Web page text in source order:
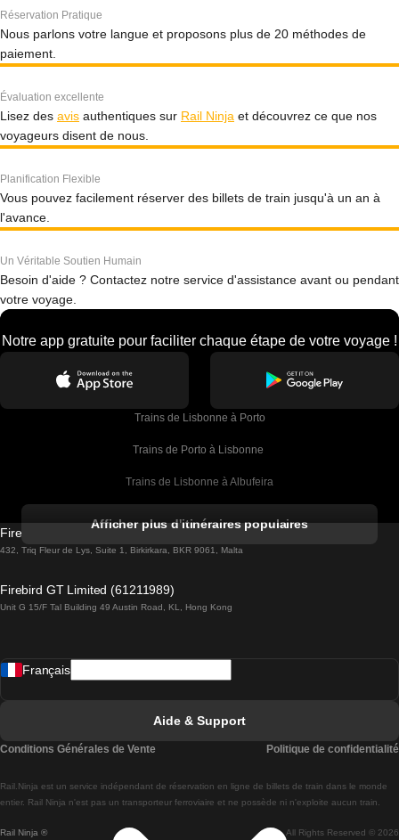
Réservation Pratique
Nous parlons votre langue et proposons plus de 20 méthodes de
paiement.
Évaluation excellente
Lisez des avis authentiques sur Rail Ninja et découvrez ce que nos
voyageurs disent de nous.
Planification Flexible
Vous pouvez facilement réserver des billets de train jusqu'à un an à
l'avance.
Un Véritable Soutien Humain
Besoin d'aide ? Contactez notre service d'assistance avant ou pendant
votre voyage.
Notre app gratuite pour faciliter chaque étape de votre voyage !
Trains de Lisbonne à Porto
Trains de Porto à Lisbonne
Trains de Lisbonne à Albufeira
Trains de Lisbonne à Lagos
Trains de Lisbonne à Madrid
Trains de Lisbonne à Braga
Trains de Braga à Lisbonne
Afficher plus d'itinéraires populaires
Firebird GT Limited (OC 1451)
432, Triq Fleur de Lys, Suite 1, Birkirkara, BKR 9061, Malta
Firebird GT Limited (61211989)
Unit G 15/F Tal Building 49 Austin Road, KL, Hong Kong
Rail Ninja ® All Rights Reserved © 2026
Rail.Ninja est un service indépendant de réservation en ligne de billets de train dans le monde
entier. Rail Ninja n'est pas un transporteur ferroviaire et ne possède ni n'exploite aucun train.
Français
Aide & Support
Conditions Générales de Vente Politique de confidentialité